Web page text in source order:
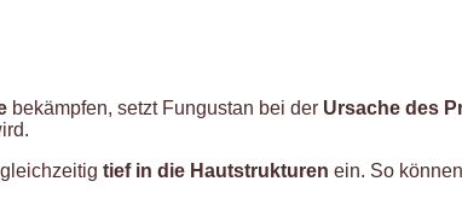
bekämpfen, setzt Fungustan bei der Ursache des
tief in die Hautstrukturen ein. So